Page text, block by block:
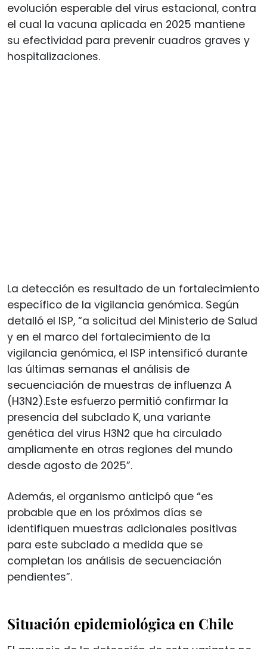
evolución esperable del virus estacional, contra
el cual la vacuna aplicada en 2025 mantiene
su efectividad para prevenir cuadros graves y
hospitalizaciones.
La detección es resultado de un fortalecimiento
específico de la vigilancia genómica. Según
detalló el ISP, “a solicitud del Ministerio de Salud
y en el marco del fortalecimiento de la
vigilancia genómica, el ISP intensificó durante
las últimas semanas el análisis de
secuenciación de muestras de influenza A
(H3N2).Este esfuerzo permitió confirmar la
presencia del subclado K, una variante
genética del virus H3N2 que ha circulado
ampliamente en otras regiones del mundo
desde agosto de 2025”.
Además, el organismo anticipó que “es
probable que en los próximos días se
identifiquen muestras adicionales positivas
para este subclado a medida que se
completan los análisis de secuenciación
pendientes”.
Situación epidemiológica en Chile